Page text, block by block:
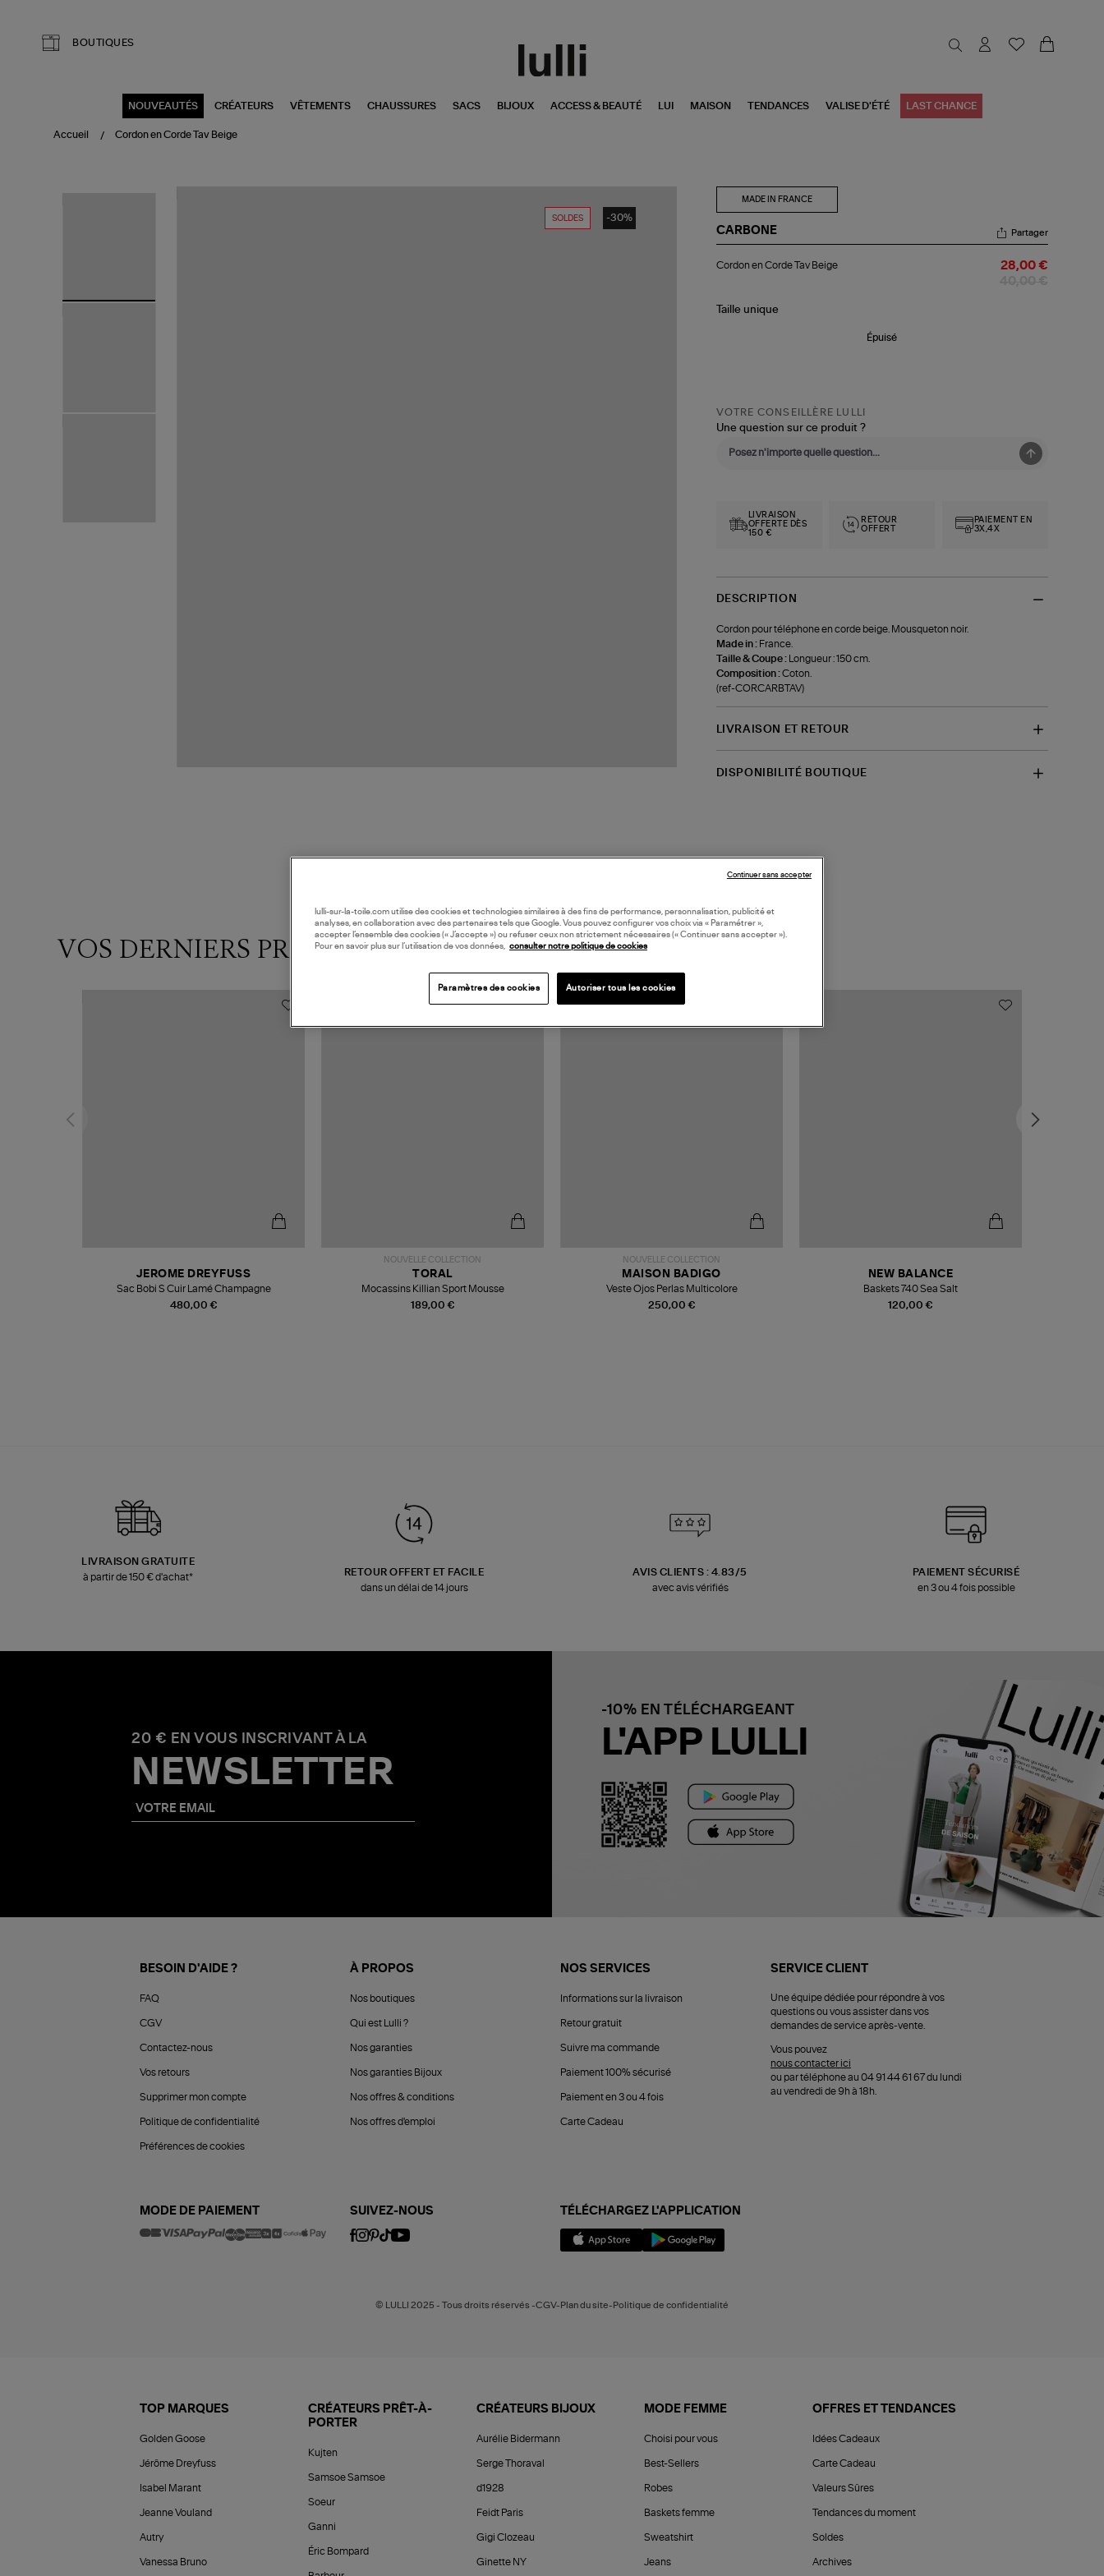
BOUTIQUES
NOUVEAUTÉS CRÉATEURS VÊTEMENTS CHAUSSURES SACS BIJOUX ACCESS & BEAUTÉ LUI MAISON TENDANCES VALISE D'ÉTÉ LAST CHANCE
Accueil Cordon en Corde Tav Beige
SOLDES -30%
MADE IN FRANCE
CARBONE
en
Beige
Partager
Cordon en Corde Tav Beige 28,00 €
Taille unique
Épuisé
VOTRE CONSEILLÈRE LULLI
Une question sur ce produit ?
LIVRAISON
OFFERTE DÈS
150 €
RETOUR
OFFERT
PAIEMENT EN
3X,4X
DESCRIPTION
Cordon pour téléphone en corde beige. Mousqueton noir.
Made in : France.
Taille & Coupe :
Longueur : 150 cm.
Composition :Coton.
(ref-CORCARBTAV)
LIVRAISON ET RETOUR
DISPONIBILITÉ BOUTIQUE
VOS DERNIERS PRODUITS VUS
480,00 €
JEROME DREYFUSS
Sac Bobi S Cuir Lamé Champagne
NOUVELLE COLLECTION
189,00 €
TORAL
Mocassins Killian Sport Mousse
NOUVELLE COLLECTION
250,00 €
MAISON BADIGO
Veste Ojos Perlas Multicolore
120,00 €
NEW BALANCE
Baskets 740 Sea Salt
LIVRAISON GRATUITE
à partir de 150 € d'achat*
RETOUR OFFERT ET FACILE
dans un délai de 14 jours
AVIS CLIENTS : 4.83/5
avec avis vérifiés
PAIEMENT SÉCURISÉ
en 3 ou 4 fois possible
20 € EN VOUS INSCRIVANT À LA
NEWSLETTER
-10% EN TÉLÉCHARGEANT
L'APP LULLI
BESOIN D'AIDE ?
FAQ
CGV
Contactez-nous
Vos retours
Supprimer mon compte
Politique de confidentialité
Préférences de cookies
À PROPOS
Nos boutiques
Qui est Lulli ?
Nos garanties
Nos garanties Bijoux
Nos offres & conditions
Nos offres d'emploi
NOS SERVICES
Informations sur la livraison
Retour gratuit
Suivre ma commande
Paiement 100% sécurisé
Paiement en 3 ou 4 fois
Carte Cadeau
SERVICE CLIENT
Une équipe dédiée pour répondre à vos
questions ou vous assister dans vos
demandes de service après-vente.
Vous pouvez
nous contacter ici
ou par téléphone au 04 91 44 61 67 du lundi
au vendredi de 9h à 18h.
MODE DE PAIEMENT SUIVEZ-NOUS TÉLÉCHARGEZ L'APPLICATION
© LULLI 2025 - Tous droits réservés -CGV-Plan du site-Politique de confidentialité
TOP MARQUES
Golden Goose
Jérôme Dreyfuss
Isabel Marant
Jeanne Vouland
Autry
Vanessa Bruno
CRÉATEURS PRÊT-À-
PORTER
Kujten
Samsoe Samsoe
Soeur
Ganni
Éric Bompard
CRÉATEURS BIJOUX
Aurélie Bidermann
Serge Thoraval
d1928
Feidt Paris
Gigi Clozeau
Ginette NY
MODE FEMME
Choisi pour vous
Best-Sellers
Robes
Baskets femme
Sweatshirt
Jeans
OFFRES ET TENDANCES
Idées Cadeaux
Carte Cadeau
Valeurs Sûres
Tendances du moment
Soldes
Archives
lulli-sur-la-toile.com utilise des cookies et technologies similaires à des fins de performance, personnalisation, publicité et
analyses, en collaboration avec des partenaires tels que Google. Vous pouvez configurer vos choix via « Paramétrer »,
accepter l’ensemble des cookies (« J’accepte ») ou refuser ceux non strictement nécessaires (« Continuer sans accepter »).
Pour en savoir plus sur l’utilisation de vos données,
consulter notre politique de cookies
Paramètres des cookies Autoriser tous les cookies
Continuer sans accepter